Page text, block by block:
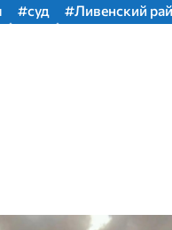
#суд #Ливенский